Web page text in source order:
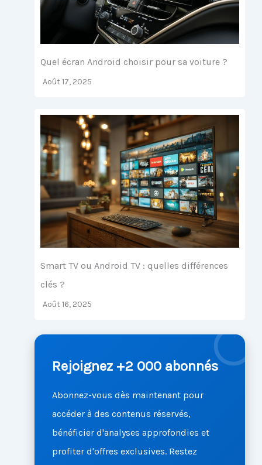
Quel écran Android choisir pour sa voiture ?
Août 17, 2025
Smart TV ou Android TV : quelles différences
clés ?
Août 16, 2025
Rejoignez +2 000 abonnés
Abonnez-vous dès maintenant pour
accéder à des contenus réservés,
bénéficier d'analyses approfondies et
profiter d'offres exclusives. Restez